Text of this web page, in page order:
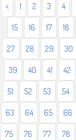
< 1 2 3 4
15 16 17 18
27 28 29 30
39 40 41 42
51 52 53 54
63 64 65 66
75 76 77 78